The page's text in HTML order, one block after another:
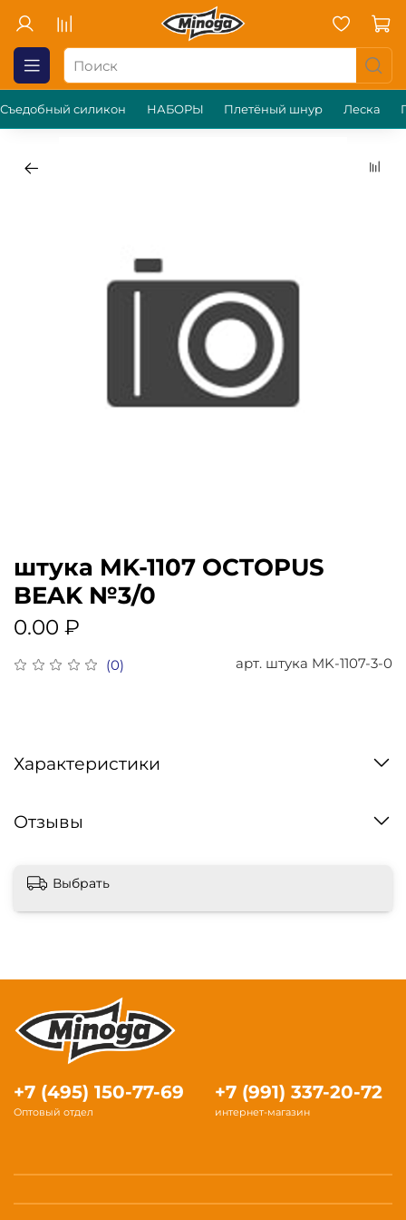
Съедобный силикон НАБОРЫ Плетёный шнур Леска
(0) арт. штука MK-1107-3-0
штука MK-1107 OCTOPUS
BEAK №3/0
0.00 ₽
Характеристики
Отзывы
Выбрать
+7 (495) 150-77-69
Оптовый отдел
+7 (991) 337-20-72
интернет-магазин